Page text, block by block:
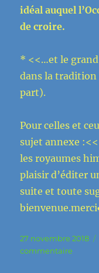
idéal auquel
de croire.
* <<…et le grand
dans la
part).
Pour celles et
sujet annexe
les royaumes
plaisir d’éditer
suite et toute
Publié
le
27 novembre 2018
commentairesur